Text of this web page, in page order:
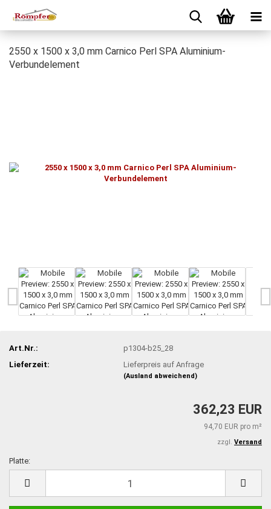
2550 x 1500 x 3,0 mm Carnico Perl SPA Aluminium-
Verbundelement
Art.Nr.:
p1304-b25_28
Lieferzeit:
Lieferpreis auf Anfrage
(Ausland abweichend)
362,23 EUR
94,70 EUR pro m²
zzgl. Versand
Platte: